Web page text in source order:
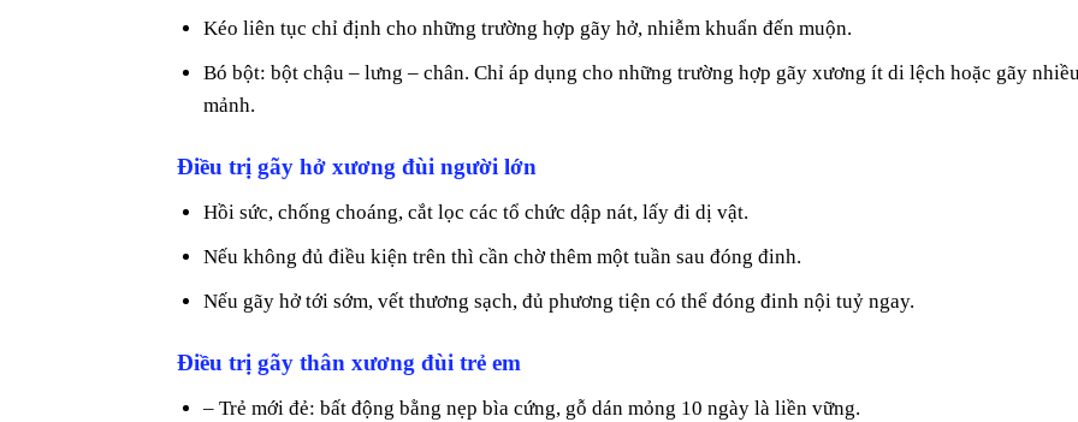
Kéo liên tục chỉ định cho những trường hợp gãy hở, nhiễm khuẩn đến muộn.
Bó bột: bột chậu – lưng – chân. Chỉ áp dụng cho những trường hợp gãy xương ít di lệch hoặc gãy nhiều
mảnh.
Điều trị gãy hở xương đùi người lớn
Hồi sức, chống choáng, cắt lọc các tổ chức dập nát, lấy đi dị vật.
Nếu không đủ điều kiện trên thì cần chờ thêm một tuần sau đóng đinh.
Nếu gãy hở tới sớm, vết thương sạch, đủ phương tiện có thể đóng đinh nội tuỷ ngay.
Điều trị gãy thân xương đùi trẻ em
– Trẻ mới đẻ: bất động bằng nẹp bìa cứng, gỗ dán mỏng 10 ngày là liền vững.